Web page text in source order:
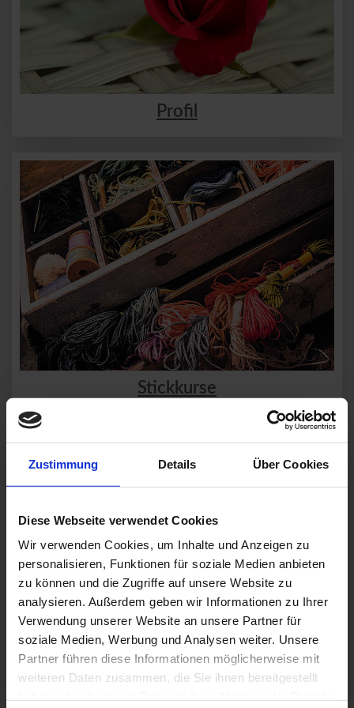
Zustimmung Details Über Cookies
Diese Webseite verwendet Cookies
Wir verwenden Cookies, um Inhalte und Anzeigen zu
personalisieren, Funktionen für soziale Medien anbieten
zu können und die Zugriffe auf unsere Website zu
analysieren. Außerdem geben wir Informationen zu Ihrer
Verwendung unserer Website an unsere Partner für
soziale Medien, Werbung und Analysen weiter. Unsere
Partner führen diese Informationen möglicherweise mit
weiteren Daten zusammen, die Sie ihnen bereitgestellt
Profil
Stickkurse
Impressionen